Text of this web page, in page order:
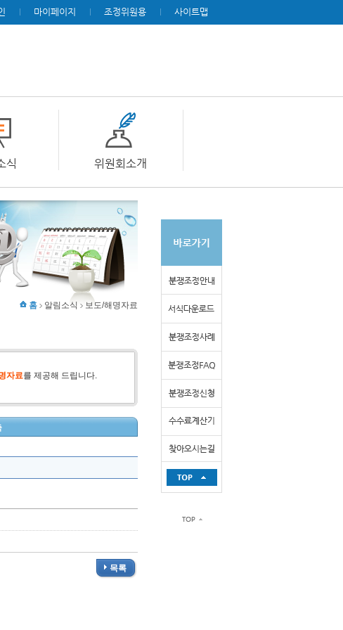
마이페이지 조정위원용 사이트맵
식 위원회소개
홈 알림소식 보도/해명자료
자료를 제공해 드립니다.
목록